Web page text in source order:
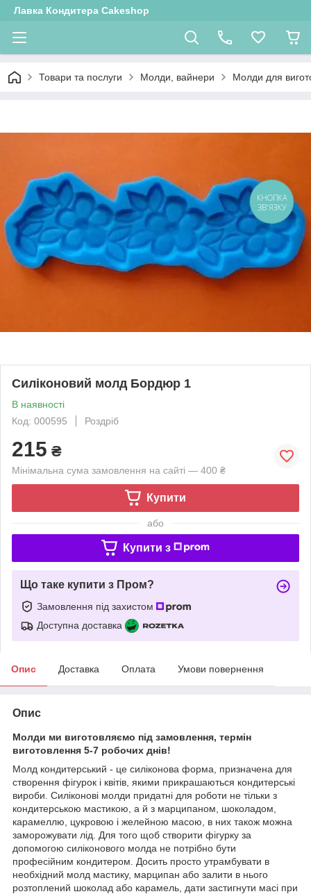
Лавка Кондитера Cakeshop
Товари та послуги Молди, вайнери Молди для
Силіконовий молд Бордюр 1
В наявності
Код: 000595
Роздріб
215 ₴
Мінімальна сума замовлення на сайті — 400 ₴
Купити
або
Купити з
Що таке купити з Пром?
Замовлення під захистом
Доступна доставка
Опис Доставка Оплата Умови повернення
Опис
Молди ми виготовляємо під замовлення, термін
виготовлення 5-7 робочих днів!
Молд кондитерський - це силіконова форма, призначена для
створення фігурок і квітів, якими прикрашаються кондитерські
вироби. Силіконові молди придатні для роботи не тільки з
кондитерською мастикою, а й з марципаном, шоколадом,
карамеллю, цукровою і желейною масою, в них також можна
заморожувати лід. Для того щоб створити фігурку за
допомогою силіконового молда не потрібно бути
професійним кондитером. Досить просто утрамбувати в
необхідний молд мастику, марципан або залити в нього
розтоплений шоколад або карамель, дати застигнути масі при
КНОПКА
ЗВ'ЯЗКУ